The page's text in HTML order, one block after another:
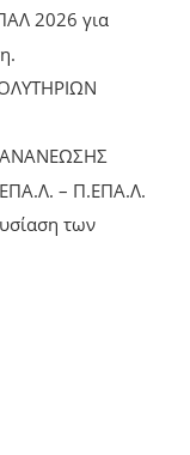
2026 για
ΑΝΑΝΕΩΣΗΣ
– Π.ΕΠΑ.Λ.
των